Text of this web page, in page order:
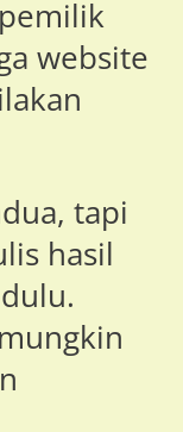
website
tapi
hasil